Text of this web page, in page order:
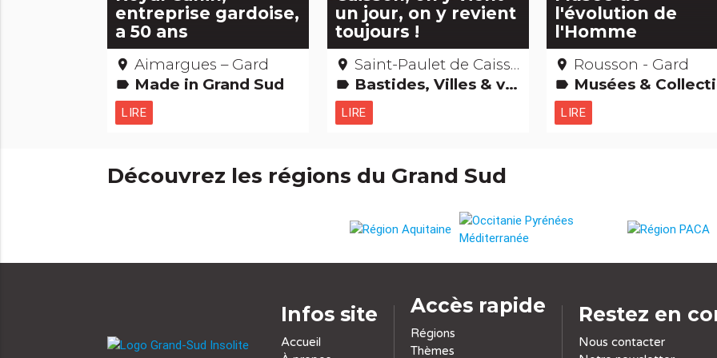
entreprise gardoise,
a 50 ans
place Aimargues – Gard
label Made in Grand Sud
LIRE
un jour, on y revient
toujours !
place Saint-Paulet de Caisson – Gard
label Bastides, Villes & villages Cultes religieux, mystiques & païens
LIRE
l'évolution de
l'Homme
place Rousson - Gard
label Musées &
LIRE
Découvrez les régions du Grand Sud
Infos site
Accueil
Accès rapide
Régions
Thèmes
Restez en
Nous contacter